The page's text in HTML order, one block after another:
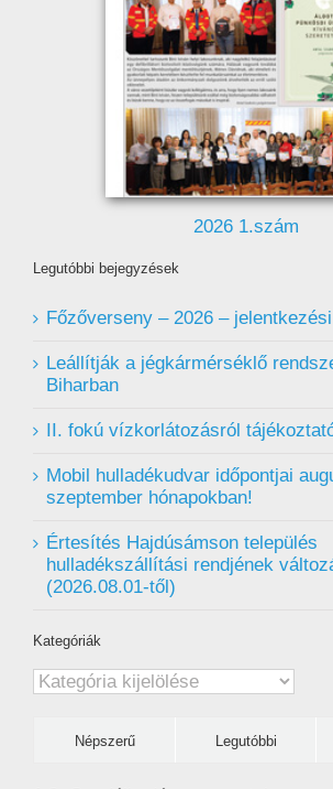
2026 1.szám
Legutóbbi bejegyzések
Főzőverseny – 2026 –
Leállítják a jégkármérséklő
Biharban
II. fokú vízkorlátozásról
Mobil hulladékudvar ️időpontjai
szeptember hónapokban!
Értesítés Hajdúsámson település
hulladékszállítási rendjének
(2026.08.01-től)
Kategóriák
Kategóriák
Népszerű Legutóbbi